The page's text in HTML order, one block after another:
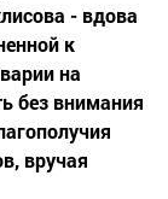
- вдова
к
на
без внимания
вручая